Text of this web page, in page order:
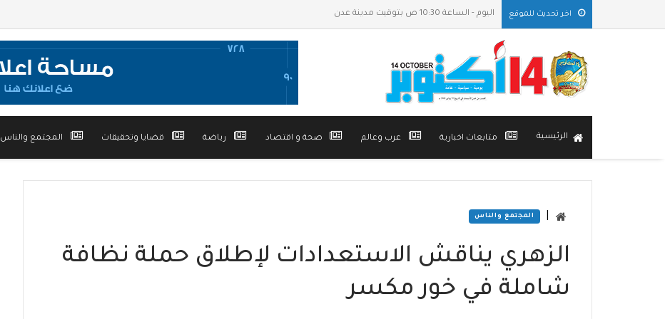
اخر تحديث للموقع اليوم - الساعة 10:30 ص بتوقيت مدينة عدن
الرئيسية متابعات اخبارية عرب وعالم صحة و اقتصاد رياضة قضايا وتحقيقات المجتمع والناس
المجتمع والناس
الزهري يناقش الاستعدادات لإطلاق حملة نظافة
شاملة في خور مكسر